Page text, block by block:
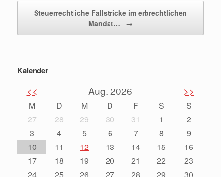
Steuerrechtliche Fallstricke im erbrechtlichen
Mandat…
→
Kalender
<< Aug. 2026 >>
M D M D F S
S
27
28 29 30 31 1
2
3
4 5 6 7 8
9
10
11 12 13 14 15
16
17
18 19 20 21 22
23
24
25 26 27 28 29
30